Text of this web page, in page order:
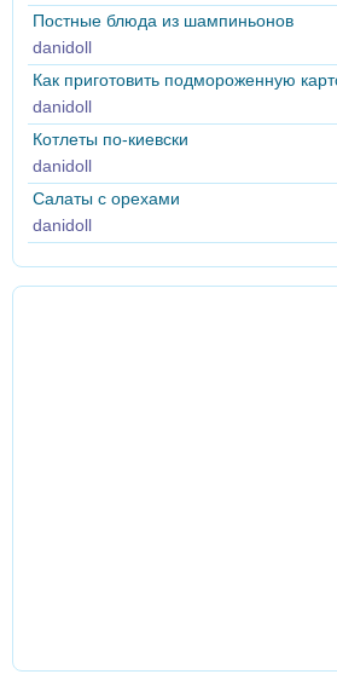
Постные блюда из шампиньонов
danidoll
Как приготовить подмороженную
danidoll
Котлеты по-киевски
danidoll
Салаты с орехами
danidoll